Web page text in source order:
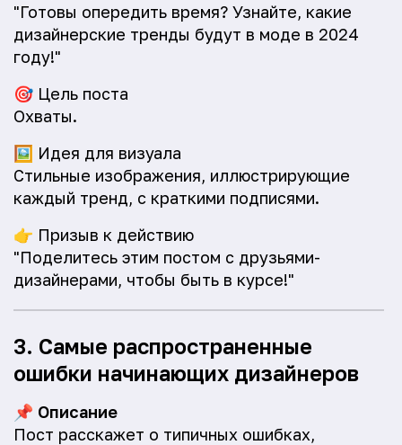
"Готовы опередить время? Узнайте, какие
дизайнерские тренды будут в моде в 2024
году!"
🎯 Цель поста
Охваты.
🖼️ Идея для визуала
Стильные изображения, иллюстрирующие
каждый тренд, с краткими подписями.
👉 Призыв к действию
"Поделитесь этим постом с друзьями-
дизайнерами, чтобы быть в курсе!"
3. Самые распространенные
ошибки начинающих дизайнеров
📌 Описание
Пост расскажет о типичных ошибках,